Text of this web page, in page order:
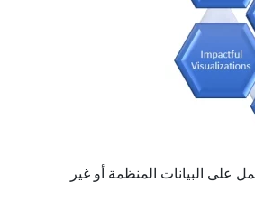
على البيانات المنظمة أو غير